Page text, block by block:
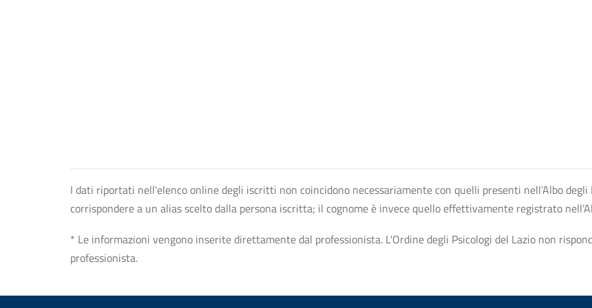
I dati riportati nell'elenco online degli iscritti non coincidono necessariamente con quelli presenti nell’Albo degli
corrispondere a un alias scelto dalla persona iscritta; il cognome è invece quello effettivamente registrato
* Le informazioni vengono inserite direttamente dal professionista. L'Ordine degli Psicologi del Lazio non
professionista.